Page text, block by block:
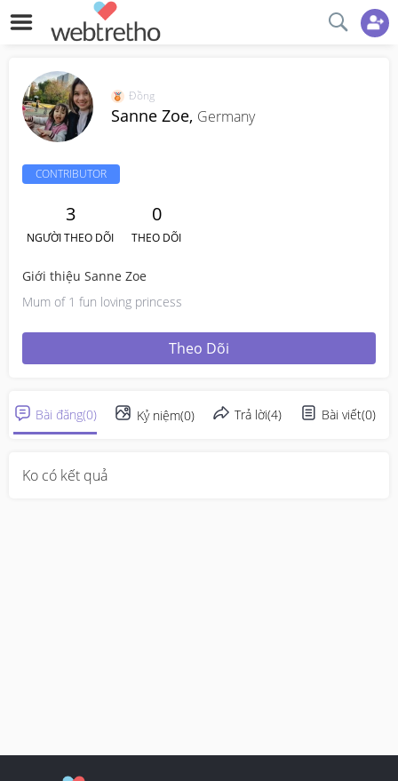
Đồng
Sanne Zoe, Germany
CONTRIBUTOR
3
NGƯỜI THEO DÕI
0
THEO DÕI
Giới thiệu Sanne Zoe
Mum of 1 fun loving princess
Theo Dõi
Bài đăng(0) Kỷ niệm(0) Trả lời(4) Bài viết(0)
Ko có kết quả